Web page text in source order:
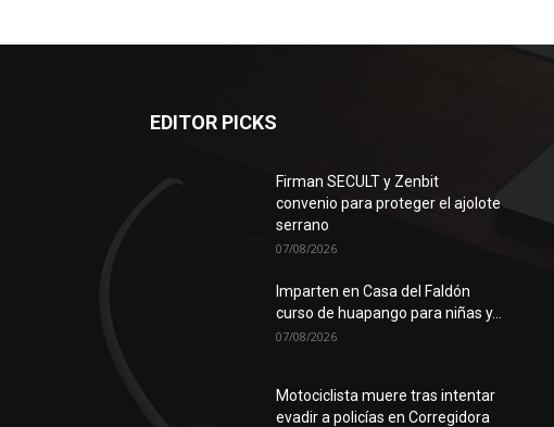
EDITOR PICKS
Firman SECULT y Zenbit
convenio para proteger el ajolote
serrano
07/08/2026
Imparten en Casa del Faldón
curso de huapango para niñas y...
07/08/2026
Motociclista muere tras intentar
evadir a policías en Corregidora